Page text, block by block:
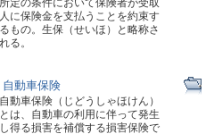
所定の条件において保険者が受取
人に保険金を支払うことを約束す
るもの。生保（せいほ）と略称さ
れる。
自動車保険
自動車保険（じどうしゃほけん）
とは、自動車の利用に伴って発生
し得る損害を補償する損害保険で